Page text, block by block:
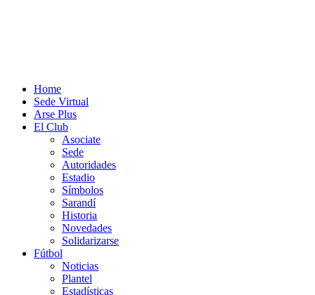
Home
Sede Virtual
Arse Plus
El Club
Asociate
Sede
Autoridades
Estadio
Símbolos
Sarandí
Historia
Novedades
Solidarizarse
Fútbol
Noticias
Plantel
Estadísticas